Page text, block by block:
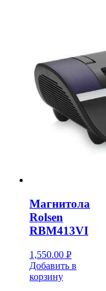
Магнитола
Rolsen
RBM413VI
1,550.00 Р
УБ.
Добавить в
корзину